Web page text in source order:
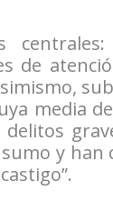
de
media
y han